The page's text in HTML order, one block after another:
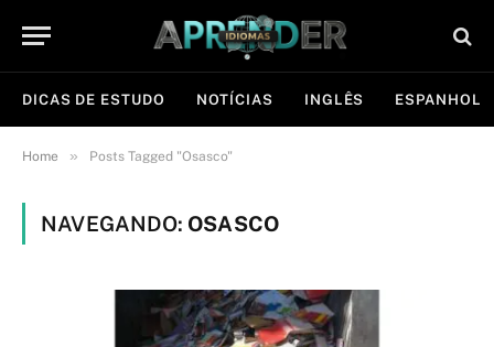
DICAS DE ESTUDO NOTÍCIAS INGLÊS ESPANHOL
Home » Posts Tagged "Osasco"
NAVEGANDO: OSASCO